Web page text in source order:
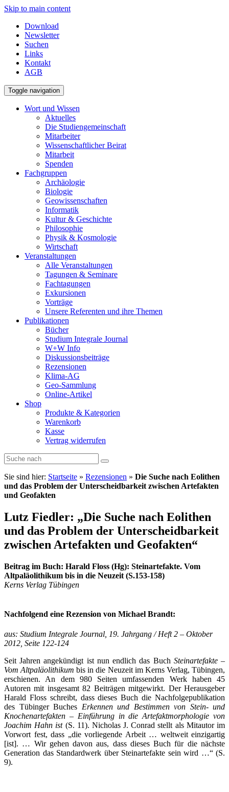
Skip to main content
Download
Newsletter
Suchen
Links
Kontakt
AGB
Toggle navigation
Wort und Wissen
Aktuelles
Die Studiengemeinschaft
Mitarbeiter
Wissenschaftlicher Beirat
Mitarbeit
Spenden
Fachgruppen
Archäologie
Biologie
Geowissenschaften
Informatik
Kultur & Geschichte
Philosophie
Physik & Kosmologie
Wirtschaft
Veranstaltungen
Alle Veranstaltungen
Tagungen & Seminare
Fachtagungen
Exkursionen
Vorträge
Unsere Referenten und ihre Themen
Publikationen
Bücher
Studium Integrale Journal
W+W Info
Diskussionsbeiträge
Rezensionen
Klima-AG
Geo-Sammlung
Online-Artikel
Shop
Produkte & Kategorien
Warenkorb
Kasse
Vertrag widerrufen
Sie sind hier: Startseite » Rezensionen » Die Suche nach Eolithen
und das Problem der Unterscheidbarkeit zwischen Artefakten
und Geofakten
Lutz Fiedler: „Die Suche nach Eolithen
und das Problem der Unterscheidbarkeit
zwischen Artefakten und Geofakten“
Beitrag im Buch: Harald Floss (Hg): Steinartefakte. Vom
Altpaläolithikum bis in die Neuzeit (S.153-158)
Kerns Verlag Tübingen
Nachfolgend eine Rezension von Michael Brandt:
aus: Studium Integrale Journal, 19. Jahrgang / Heft 2 – Oktober
2012, Seite 122-124
Seit Jahren angekündigt ist nun endlich das Buch Steinartefakte –
Vom Altpaläolithikum bis in die Neuzeit im Kerns Verlag, Tübingen,
erschienen. An dem 980 Seiten umfassenden Werk haben 45
Autoren mit insgesamt 82 Beiträgen mitgewirkt. Der Herausgeber
Harald Floss schreibt, dass dieses Buch die Nachfolgepublikation
des Tübinger Buches Erkennen und Bestimmen von Stein- und
Knochenartefakten – Einführung in die Artefaktmorphologie von
Joachim Hahn ist(S. 11). Nicholas J. Conrad stellt als Mitautor im
Vorwort fest, dass „die vorliegende Arbeit … weltweit einzigartig
[ist]. … Wir gehen davon aus, dass dieses Buch für die nächste
Generation das Standardwerk über Steinartefakte sein wird …“ (S.
9).